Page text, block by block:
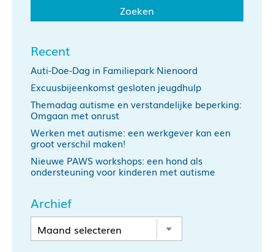
Recent
Auti-Doe-Dag in Familiepark Nienoord
Excuusbijeenkomst gesloten jeugdhulp
Themadag autisme en verstandelijke beperking:
Omgaan met onrust
Werken met autisme: een werkgever kan een
groot verschil maken!
Nieuwe PAWS workshops: een hond als
ondersteuning voor kinderen met autisme
Archief